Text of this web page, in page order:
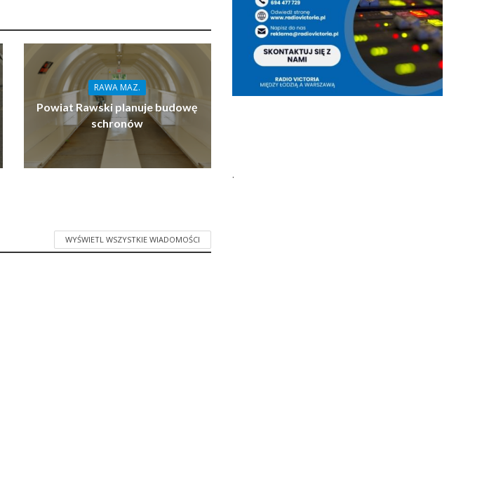
RAWA MAZ.
Powiat Rawski planuje budowę
schronów
WYŚWIETL WSZYSTKIE WIADOMOŚCI
.